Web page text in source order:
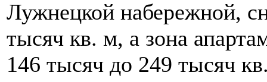
Лужнецкой набережной,
тысяч кв. м, а зона
146 тысяч до 249 тысяч